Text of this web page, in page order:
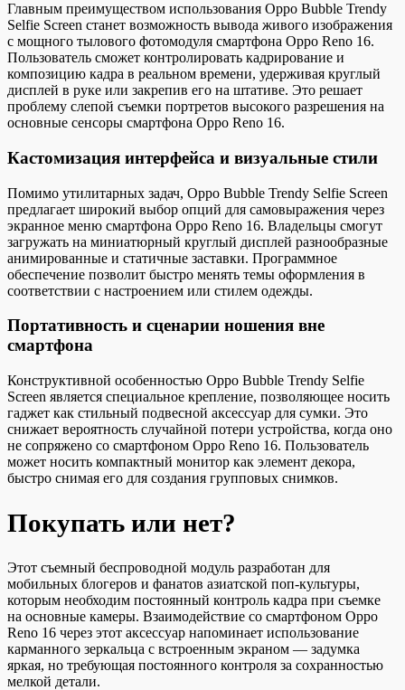
Главным преимуществом использования Oppo Bubble Trendy
Selfie Screen станет возможность вывода живого изображения
с мощного тылового фотомодуля смартфона Oppo Reno 16.
Пользователь сможет контролировать кадрирование и
композицию кадра в реальном времени, удерживая круглый
дисплей в руке или закрепив его на штативе. Это решает
проблему слепой съемки портретов высокого разрешения на
основные сенсоры смартфона Oppo Reno 16.
Кастомизация интерфейса и визуальные стили
Помимо утилитарных задач, Oppo Bubble Trendy Selfie Screen
предлагает широкий выбор опций для самовыражения через
экранное меню смартфона Oppo Reno 16. Владельцы смогут
загружать на миниатюрный круглый дисплей разнообразные
анимированные и статичные заставки. Программное
обеспечение позволит быстро менять темы оформления в
соответствии с настроением или стилем одежды.
Портативность и сценарии ношения вне
смартфона
Конструктивной особенностью Oppo Bubble Trendy Selfie
Screen является специальное крепление, позволяющее носить
гаджет как стильный подвесной аксессуар для сумки. Это
снижает вероятность случайной потери устройства, когда оно
не сопряжено со смартфоном Oppo Reno 16. Пользователь
может носить компактный монитор как элемент декора,
быстро снимая его для создания групповых снимков.
Покупать или нет?
Этот съемный беспроводной модуль разработан для
мобильных блогеров и фанатов азиатской поп-культуры,
которым необходим постоянный контроль кадра при съемке
на основные камеры. Взаимодействие со смартфоном Oppo
Reno 16 через этот аксессуар напоминает использование
карманного зеркальца с встроенным экраном — задумка
яркая, но требующая постоянного контроля за сохранностью
мелкой детали.